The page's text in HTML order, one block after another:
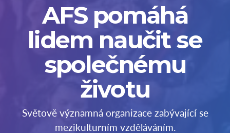
AFS pomáhá
lidem naučit se
společnému
životu
Světově významná organizace zabývající se
mezikulturním vzděláváním.